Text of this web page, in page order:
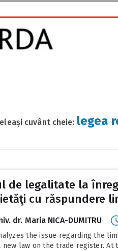
cuvânt cheie: legea
de legalitate la
cu răspundere
dr. Maria NICA-DUMITRU
the issue regarding the
new law on the trade register.